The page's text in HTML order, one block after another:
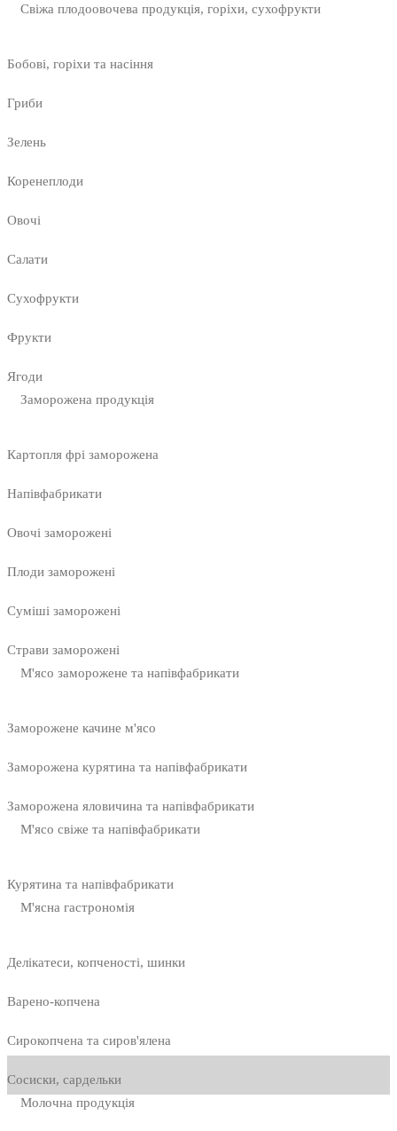
Свіжа плодоовочева продукція, горіхи, сухофрукти
Бобові, горіхи та насіння
Гриби
Зелень
Коренеплоди
Овочі
Салати
Сухофрукти
Фрукти
Ягоди
Заморожена продукція
Картопля фрі заморожена
Напівфабрикати
Овочі заморожені
Плоди заморожені
Суміші заморожені
Страви заморожені
М'ясо заморожене та напівфабрикати
Заморожене качине м'ясо
Заморожена курятина та напівфабрикати
Заморожена яловичина та напівфабрикати
М'ясо свіже та напівфабрикати
Курятина та напівфабрикати
М'ясна гастрономія
Делікатеси, копченості, шинки
Варено-копчена
Сирокопчена та сиров'ялена
Сосиски, сардельки
Молочна продукція